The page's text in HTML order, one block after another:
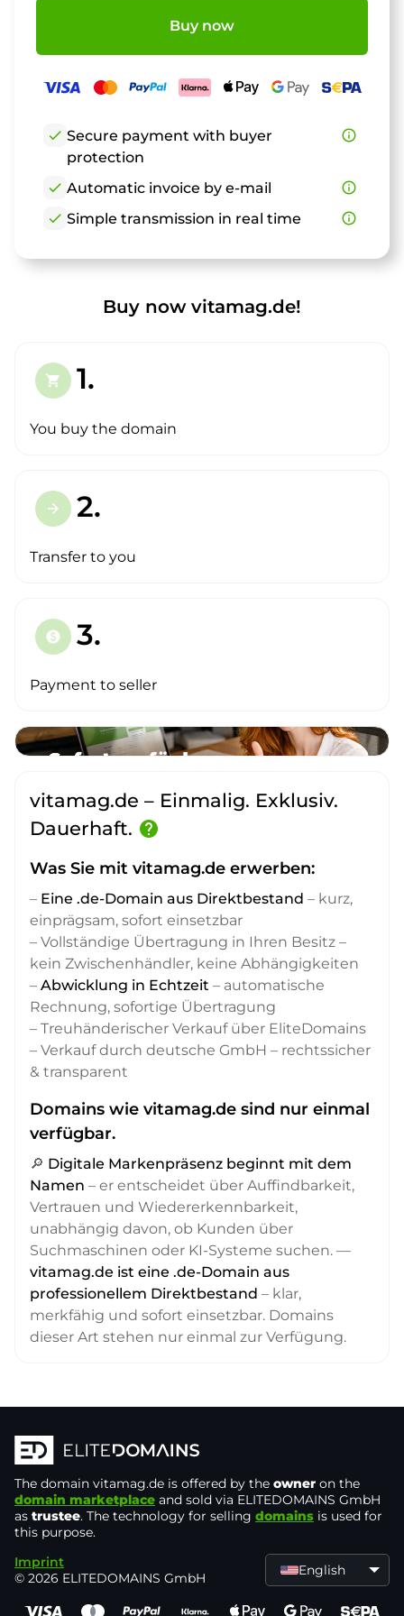
Buy now
check Secure payment with buyer
protection
info_outline
check Automatic invoice by e-mail
info_outline
check Simple transmission in real time info_outline
Buy now vitamag.de!
shopping_cart 1.
You buy the domain
arrow_forward 2.
Transfer to you
paid 3.
Payment to seller
vitamag.de – Einmalig. Exklusiv.
Dauerhaft. help
Was Sie mit vitamag.de erwerben:
– Eine .de-Domain aus Direktbestand – kurz,
einprägsam, sofort einsetzbar
– Vollständige Übertragung in Ihren Besitz –
kein Zwischenhändler, keine Abhängigkeiten
– Abwicklung in Echtzeit – automatische
Rechnung, sofortige Übertragung
– Treuhänderischer Verkauf über EliteDomains
– Verkauf durch deutsche GmbH – rechtssicher
& transparent
Domains wie vitamag.de sind nur einmal
verfügbar.
🔎 Digitale Markenpräsenz beginnt mit dem
Namen – er entscheidet über Auffindbarkeit,
Vertrauen und Wiedererkennbarkeit,
unabhängig davon, ob Kunden über
Suchmaschinen oder KI-Systeme suchen. —
vitamag.de ist eine .de-Domain aus
professionellem Direktbestand – klar,
merkfähig und sofort einsetzbar. Domains
dieser Art stehen nur einmal zur Verfügung.
The domain vitamag.de is offered by the owner on the
domain marketplace and sold via ELITEDOMAINS GmbH
as trustee. The technology for selling domains is used for
this purpose.
Imprint
© 2026 ELITEDOMAINS GmbH
English